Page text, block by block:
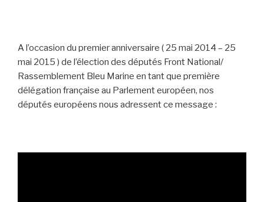
A l’occasion du premier anniversaire ( 25 mai 2014 – 25
mai 2015 ) de l’élection des députés Front National/
Rassemblement Bleu Marine en tant que première
délégation française au Parlement européen, nos
députés européens nous adressent ce message :